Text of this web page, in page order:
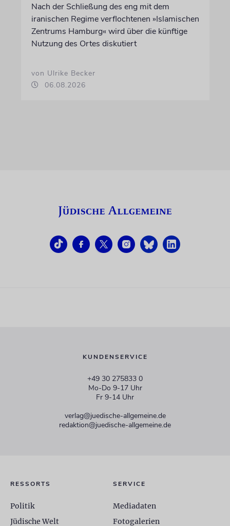
Nach der Schließung des eng mit dem
iranischen Regime verflochtenen »Islamischen
Zentrums Hamburg« wird über die künftige
Nutzung des Ortes diskutiert
von Ulrike Becker
06.08.2026
KUNDENSERVICE
+49 30 275833 0
Mo-Do 9-17 Uhr
Fr 9-14 Uhr
verlag@juedische-allgemeine.de
redaktion@juedische-allgemeine.de
RESSORTS
Politik
Jüdische Welt
SERVICE
Mediadaten
Fotogalerien